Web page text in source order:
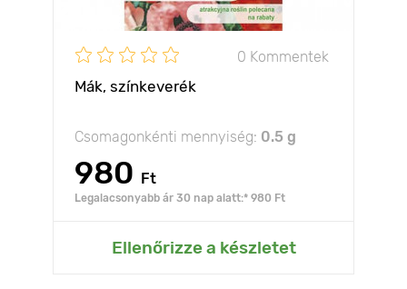
0 Kommentek
Mák, színkeverék
Csomagonkénti mennyiség: 0.5 g
980 Ft
Legalacsonyabb ár 30 nap alatt:* 980 Ft
Ellenőrizze a készletet